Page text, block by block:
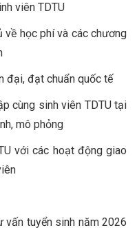
viên TDTU
về học phí và các chương
đại, đạt chuẩn quốc tế
cùng sinh viên TDTU tại
mô phỏng
với các hoạt động giao
vấn tuyển sinh năm 2026